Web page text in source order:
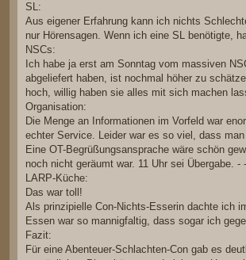
SL:
Aus eigener Erfahrung kann ich nichts
nur Hörensagen. Wenn ich eine SL benötigte,
NSCs:
Ich habe ja erst am Sonntag vom massiven
abgeliefert haben, ist nochmal höher zu
hoch, willig haben sie alles mit sich machen
Organisation:
Die Menge an Informationen im Vorfeld war
echter Service. Leider war es so viel, dass
Eine OT-Begrüßungsansprache wäre schön
noch nicht geräumt war. 11 Uhr sei Übergabe.
LARP-Küche:
Das war toll!
Als prinzipielle Con-Nichts-Esserin dachte ich
Essen war so mannigfaltig, dass sogar ich
Fazit:
Für eine Abenteuer-Schlachten-Con gab es